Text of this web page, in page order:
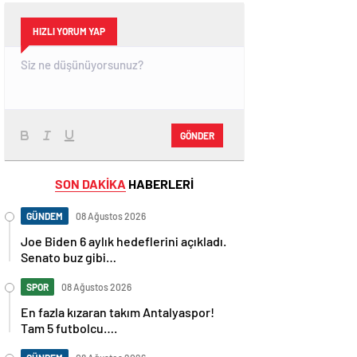
HIZLI YORUM YAP
GÖNDER
SON DAKİKA HABERLERİ
GÜNDEM 08 Ağustos 2026
Joe Biden 6 aylık hedeflerini açıkladı.
Senato buz gibi…
SPOR 08 Ağustos 2026
En fazla kızaran takım Antalyaspor!
Tam 5 futbolcu….